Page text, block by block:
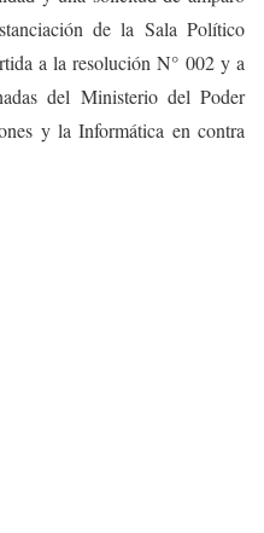
de la Sala Político
a la resolución N° 002 y a
del Ministerio del Poder
y la Informática en contra